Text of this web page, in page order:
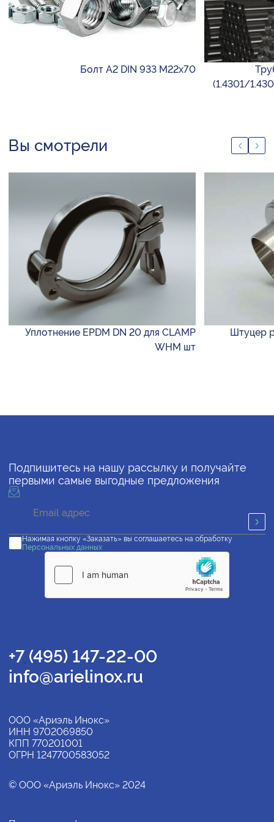
Болт А2 DIN 933 М22х70
(1.4301/
Вы смотрели
Уплотнение EPDM DN 20 для CLAMP
WHM шт
Штуцер
Подпишитесь на нашу рассылку и получайте
первыми самые выгодные предложения
Нажимая кнопку «Заказать» вы соглашаетесь на обработку
Персональных данных
+7 (495) 147-22-00
info@arielinox.ru
ООО «Ариэль Инокс»
ИНН 9702069850
КПП 770201001
ОГРН 1247700583052
© ООО «Ариэль Инокс» 2024